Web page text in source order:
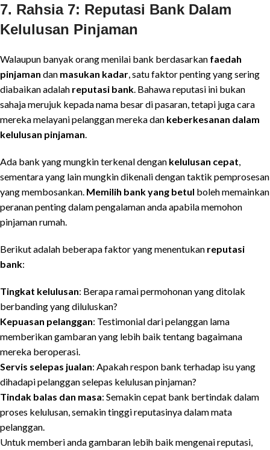
7. Rahsia 7: Reputasi Bank Dalam
Kelulusan Pinjaman
Walaupun banyak orang menilai bank berdasarkan faedah
pinjaman dan masukan kadar , satu faktor penting yang sering
diabaikan adalah reputasi bank . Bahawa reputasi ini bukan
sahaja merujuk kepada nama besar di pasaran, tetapi juga cara
mereka melayani pelanggan mereka dan keberkesanan dalam
kelulusan pinjaman
Ada bank yang mungkin terkenal dengan kelulusan cepat
sementara yang lain mungkin dikenali dengan taktik pemprosesan
yang membosankan. Memilih bank yang betul boleh memainkan
peranan penting dalam pengalaman anda apabila memohon
pinjaman rumah.
Berikut adalah beberapa faktor yang menentukan reputasi
bank:
Tingkat kelulusan: Berapa ramai permohonan yang ditolak
berbanding yang diluluskan?
Kepuasan pelanggan: Testimonial dari pelanggan lama
memberikan gambaran yang lebih baik tentang bagaimana
mereka beroperasi.
Servis selepas jualan: Apakah respon bank terhadap isu yang
dihadapi pelanggan selepas kelulusan pinjaman?
Tindak balas dan masa: Semakin cepat bank bertindak dalam
proses kelulusan, semakin tinggi reputasinya dalam mata
pelanggan.
Untuk memberi anda gambaran lebih baik mengenai reputasi,